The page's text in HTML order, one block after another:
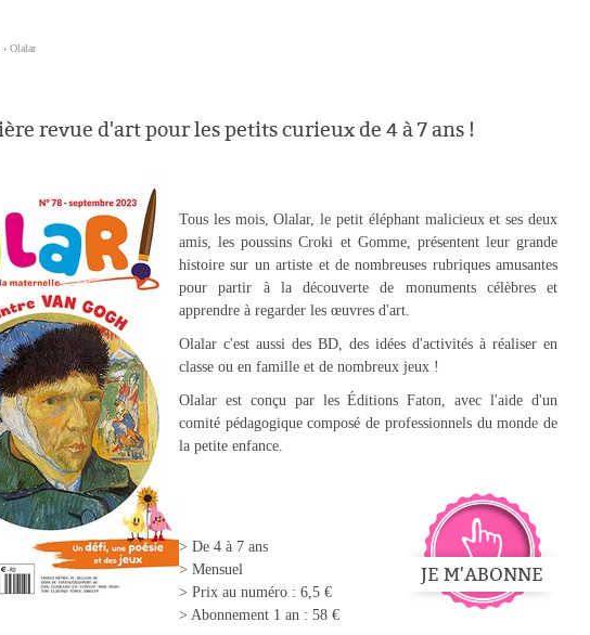
› Olalar
revue d'art pour les petits curieux de 4 à 7 ans !
Tous les mois, Olalar, le petit éléphant malicieux et ses deux
amis, les poussins Croki et Gomme, présentent leur grande
histoire sur un artiste et de nombreuses rubriques amusantes
pour partir à la découverte de monuments célèbres et
apprendre à regarder les œuvres d'art.
Olalar c'est aussi des BD, des idées d'activités à réaliser en
classe ou en famille et de nombreux jeux !
Olalar est conçu par les Éditions Faton, avec l'aide d'un
comité pédagogique composé de professionnels du monde de
la petite enfance.
Je m'abonne
> De 4 à 7 ans
> Mensuel
> Prix au numéro : 6,5 €
> Abonnement 1 an : 58 €